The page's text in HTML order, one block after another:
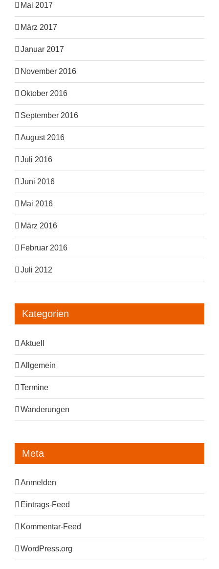
Mai 2017
März 2017
Januar 2017
November 2016
Oktober 2016
September 2016
August 2016
Juli 2016
Juni 2016
Mai 2016
März 2016
Februar 2016
Juli 2012
Kategorien
Aktuell
Allgemein
Termine
Wanderungen
Meta
Anmelden
Eintrags-Feed
Kommentar-Feed
WordPress.org